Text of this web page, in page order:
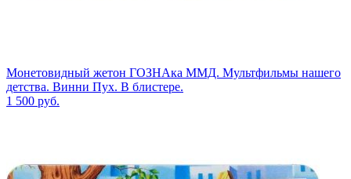
Монетовидный жетон ГОЗНАка ММД. Мультфильмы нашего
детства. Винни Пух. В блистере.
1 500 руб.